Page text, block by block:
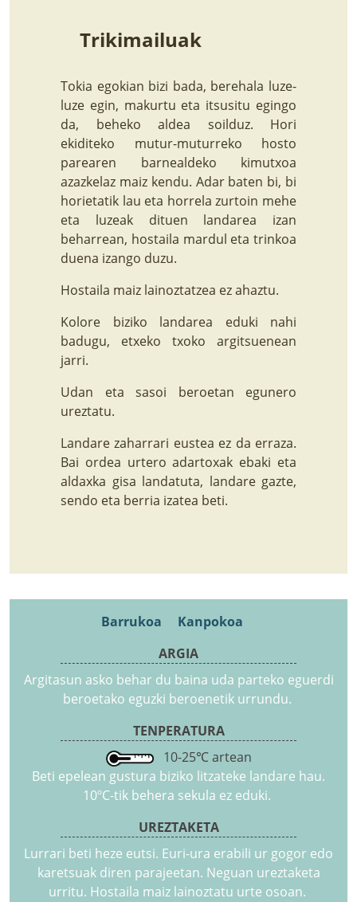
Trikimailuak
Tokia egokian bizi bada, berehala luze-
luze egin, makurtu eta itsusitu egingo
da, beheko aldea soilduz. Hori
ekiditeko mutur-muturreko hosto
parearen barnealdeko kimutxoa
azazkelaz maiz kendu. Adar baten bi, bi
horietatik lau eta horrela zurtoin mehe
eta luzeak dituen landarea izan
beharrean, hostaila mardul eta trinkoa
duena izango duzu.
Hostaila maiz lainoztatzea ez ahaztu.
Kolore biziko landarea eduki nahi
badugu, etxeko txoko argitsuenean
jarri.
Udan eta sasoi beroetan egunero
ureztatu.
Landare zaharrari eustea ez da erraza.
Bai ordea urtero adartoxak ebaki eta
aldaxka gisa landatuta, landare gazte,
sendo eta berria izatea beti.
Barrukoa
Kanpokoa
ARGIA
Argitasun asko behar du baina uda parteko eguerdi
beroetako eguzki beroenetik urrundu.
TENPERATURA
10-25℃ artean
Beti epelean gustura biziko litzateke landare hau.
10ºC-tik behera sekula ez eduki.
UREZTAKETA
Lurrari beti heze eutsi. Euri-ura erabili ur gogor edo
karetsuak diren parajeetan. Neguan ureztaketa
urritu. Hostaila maiz lainoztatu urte osoan.